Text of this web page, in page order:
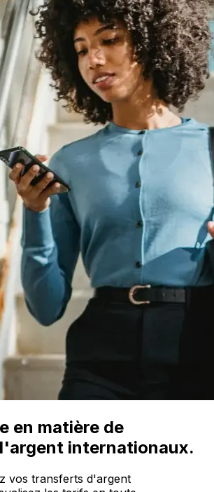
en matière de
internationaux.
vos transferts d'argent